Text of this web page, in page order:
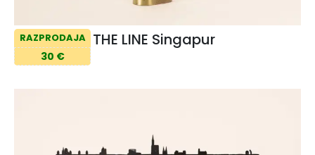
RAZPRODAJA
30 €
THE LINE Singapur